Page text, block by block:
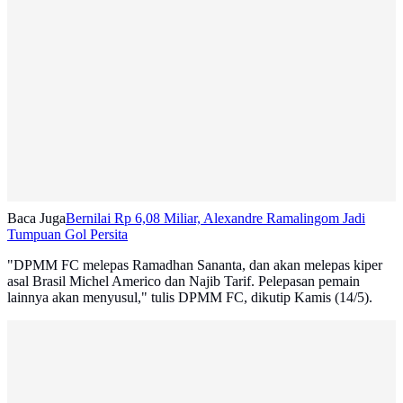
Baca JugaBernilai Rp 6,08 Miliar, Alexandre Ramalingom Jadi
Tumpuan Gol Persita
"DPMM FC melepas Ramadhan Sananta, dan akan melepas kiper
asal Brasil Michel Americo dan Najib Tarif. Pelepasan pemain
lainnya akan menyusul," tulis DPMM FC, dikutip Kamis (14/5).